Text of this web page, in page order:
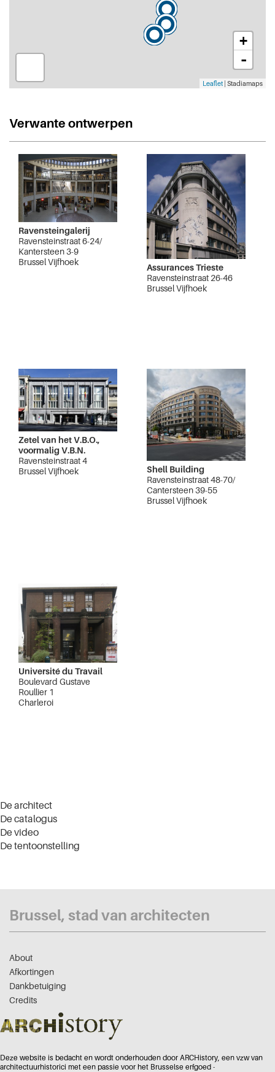
+
-
Leaflet | Stadiamaps
Verwante ontwerpen
Ravensteingalerij
Ravensteinstraat 6-24/
Kantersteen 3-9
Brussel Vijfhoek
Assurances Trieste
Ravensteinstraat 26-46
Brussel Vijfhoek
Zetel van het V.B.O.,
voormalig V.B.N.
Ravensteinstraat 4
Brussel Vijfhoek
Shell Building
Ravensteinstraat 48-70/
Cantersteen 39-55
Brussel Vijfhoek
Université du Travail
Boulevard Gustave
Roullier 1
Charleroi
De architect
De catalogus
De video
De tentoonstelling
Brussel, stad van architecten
About
Afkortingen
Dankbetuiging
Credits
Deze website is bedacht en wordt onderhouden door ARCHistory, een vzw van
architectuurhistorici met een passie voor het Brusselse erfgoed -